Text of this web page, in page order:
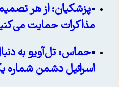
پزشکیان: از هر
مذاکرات حمایت
حماس: تل‌آویو به
اسرائیل دشمن شماره